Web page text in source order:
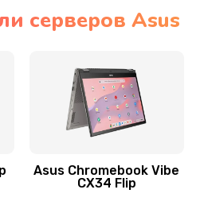
Home (домой)
серверов Asus
Asus Chromebook Vibe
CX34 Flip